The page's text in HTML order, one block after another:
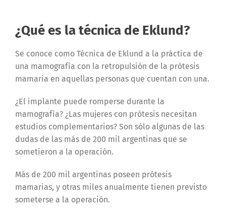
¿Qué es la técnica de Eklund?
Se conoce como Técnica de Eklund a la práctica de
una mamografía con la retropulsión de la prótesis
mamaria en aquellas personas que cuentan con una.
¿El implante puede romperse durante la
mamografía? ¿Las mujeres con prótesis necesitan
estudios complementarios? Son sólo algunas de las
dudas de las más de 200 mil argentinas que se
sometieron a la operación.
Más de 200 mil argentinas poseen prótesis
mamarias, y otras miles anualmente tienen previsto
someterse a la operación.